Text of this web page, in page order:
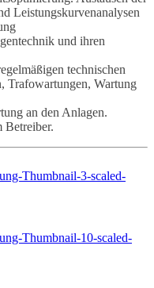
Leistungskurvenanalysen
und ihren
technischen
Trafowartungen, Wartung
an den Anlagen.
Betreiber.